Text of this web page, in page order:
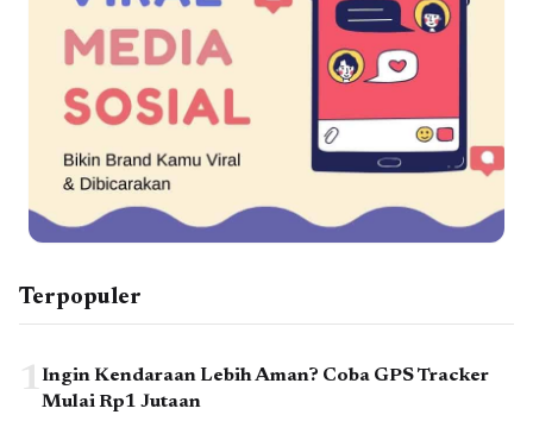
Terpopuler
1Ingin Kendaraan Lebih Aman? Coba GPS Tracker
Mulai Rp1 Jutaan